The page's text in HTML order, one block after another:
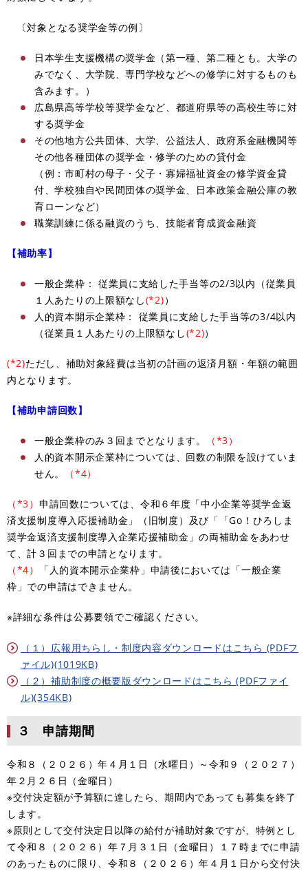
〔対象となる奨学金等の例〕
日本学生支援機構の奨学金（第一種、第二種とも。大学の
みでなく、大学院、専門学校などへの修学に対するものも
含みます。）
広島県高等学校等奨学金など、都道府県等の高校生等に対
する奨学金
その他地方公共団体、大学、公益法人、政府系金融機関等
その他各種団体の奨学金・修学のための貸付金
（例：市町村の母子・父子・寡婦福祉資金の修学資金貸
付、学校独自や民間団体の奨学金、日本政策金融公庫の教
育ローンなど）
職業訓練に係る融資のうち、技能者育成資金融資
【補助率】​
一般企業枠： 従業員に支給した手当等の2/3以内（従業員
１人あたりの上限額なし(*2)）
人的資本開示企業枠： 従業員に支給した手当等の3/4以内
（従業員１人あたりの上限額なし(*2)）
(*2)ただし、補助対象経費は当初の計画の返済月額・年額の範囲
内となります。
【補助申請回数】
一般企業枠のみ３回までとなります。
（*3）
人的資本開示企業枠については、回数の制限を設けていま
せん。
（*4）
（*3） 申請回数については、令和６年度「中小企業等奨学金返
済支援制度導入応援補助金」（旧制度）及び「「Go！ひろしま
奨学金返済支援制度導入企業応援補助金」の両補助金をあわせ
て、計３回までの申請となります。
（*4）
「人的資本開示企業枠」申請後においては「一般企業
枠」での申請はできません。
※詳細な条件は公募要領でご確認ください。
（１）広報用ちらし・制度内容ダウンロードはこちら (PDFフ
ァイル)(1019KB)
（２）補助制度の概要版ダウンロードはこちら (PDFファイ
ル)(354KB)
３ 申請期間
令和８（２０２６）年４月１日（水曜日）～令和９（２０２７）
年２月２６日（金曜日）
※交付決定額が予算額に達したら、期間内であっても募集を終了
します。
※原則として交付決定日以降の給付が補助対象ですが、特例とし
て令和８（２０２６）年７月３１日（金曜日）１７時までに申請
のあったものに限り、令和８（２０２６）年４月１日から交付決